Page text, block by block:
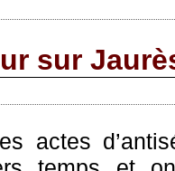
sur
actes